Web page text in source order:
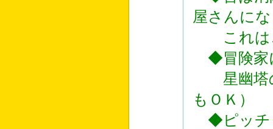
屋さんに
これはこ
◆冒険家
星幽塔の
もＯＫ）
◆ピッチ